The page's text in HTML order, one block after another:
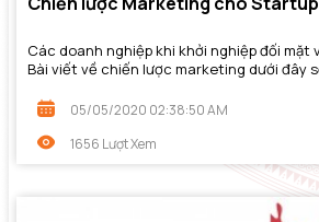
Các doanh nghiệp khi khởi nghiệp đối mặt
Bài viết về chiến lược marketing dưới đây
05/05/2020 02:38:50 AM
1656 Lượt Xem